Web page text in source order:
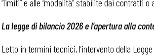
“limiti” e alle “modalità” stabilite dai contratti
La legge di bilancio 2026 e l’apertura alla
Letto in termini tecnici, l’intervento della